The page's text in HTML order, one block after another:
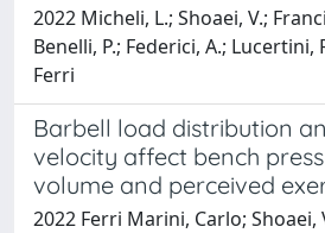
2022 Micheli, L.; Shoaei, V.;
Benelli, P.; Federici, A.; Lucertini,
Ferri
Barbell load distribution
velocity affect bench
volume and perceived
2022 Ferri Marini, Carlo; Shoaei,